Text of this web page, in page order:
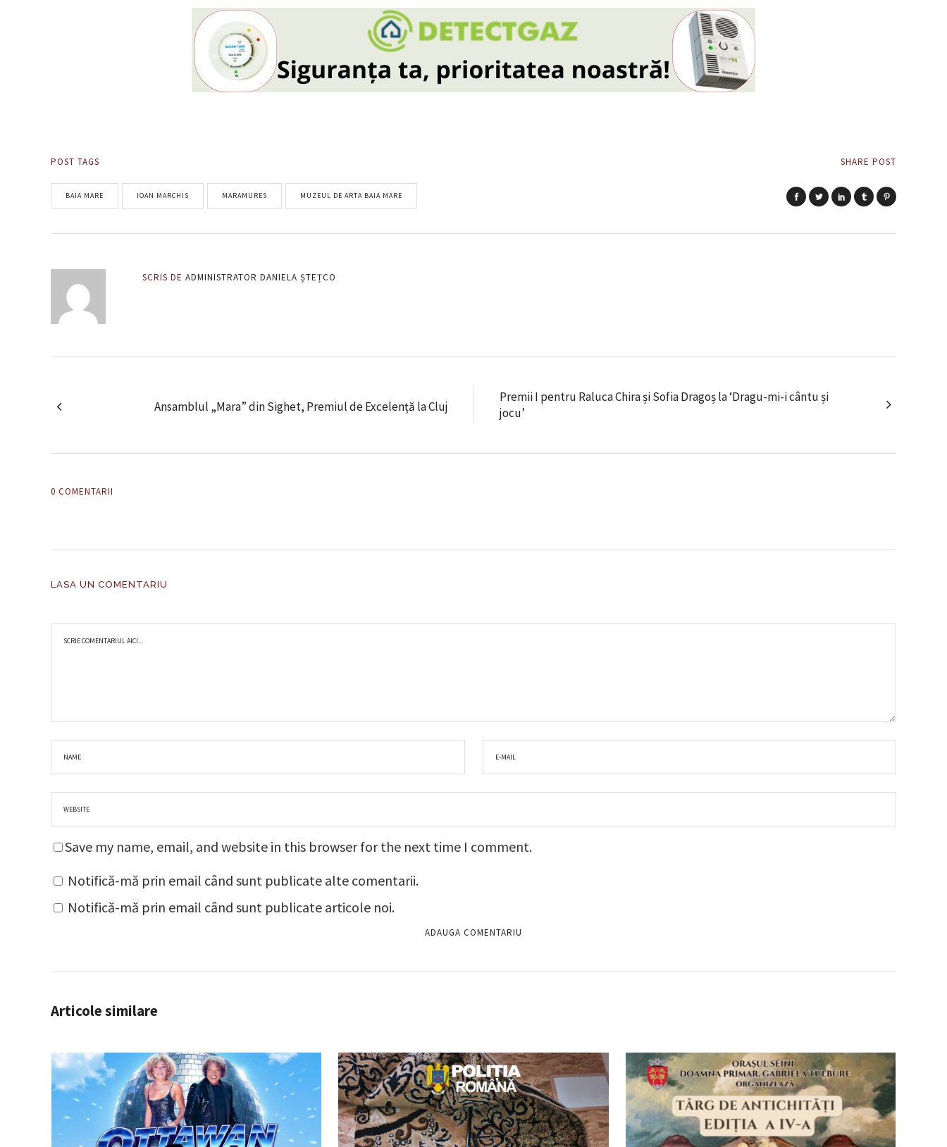
POST TAGS
BAIA MARE IOAN MARCHIS MARAMURES MUZEUL DE ARTA BAIA MARE
SHARE POST
SCRIS DE ADMINISTRATOR DANIELA ȘTEȚCO
Ansamblul „Mara” din Sighet, Premiul de Excelență la Cluj
Premii I pentru Raluca Chira și Sofia Dragoș la ‘Dragu-mi-i cântu și
jocu’
0 COMENTARII
LASA UN COMENTARIU
Save my name, email, and website in this browser for the next time I comment.
Notifică-mă prin email când sunt publicate alte comentarii.
Notifică-mă prin email când sunt publicate articole noi.
Articole similare